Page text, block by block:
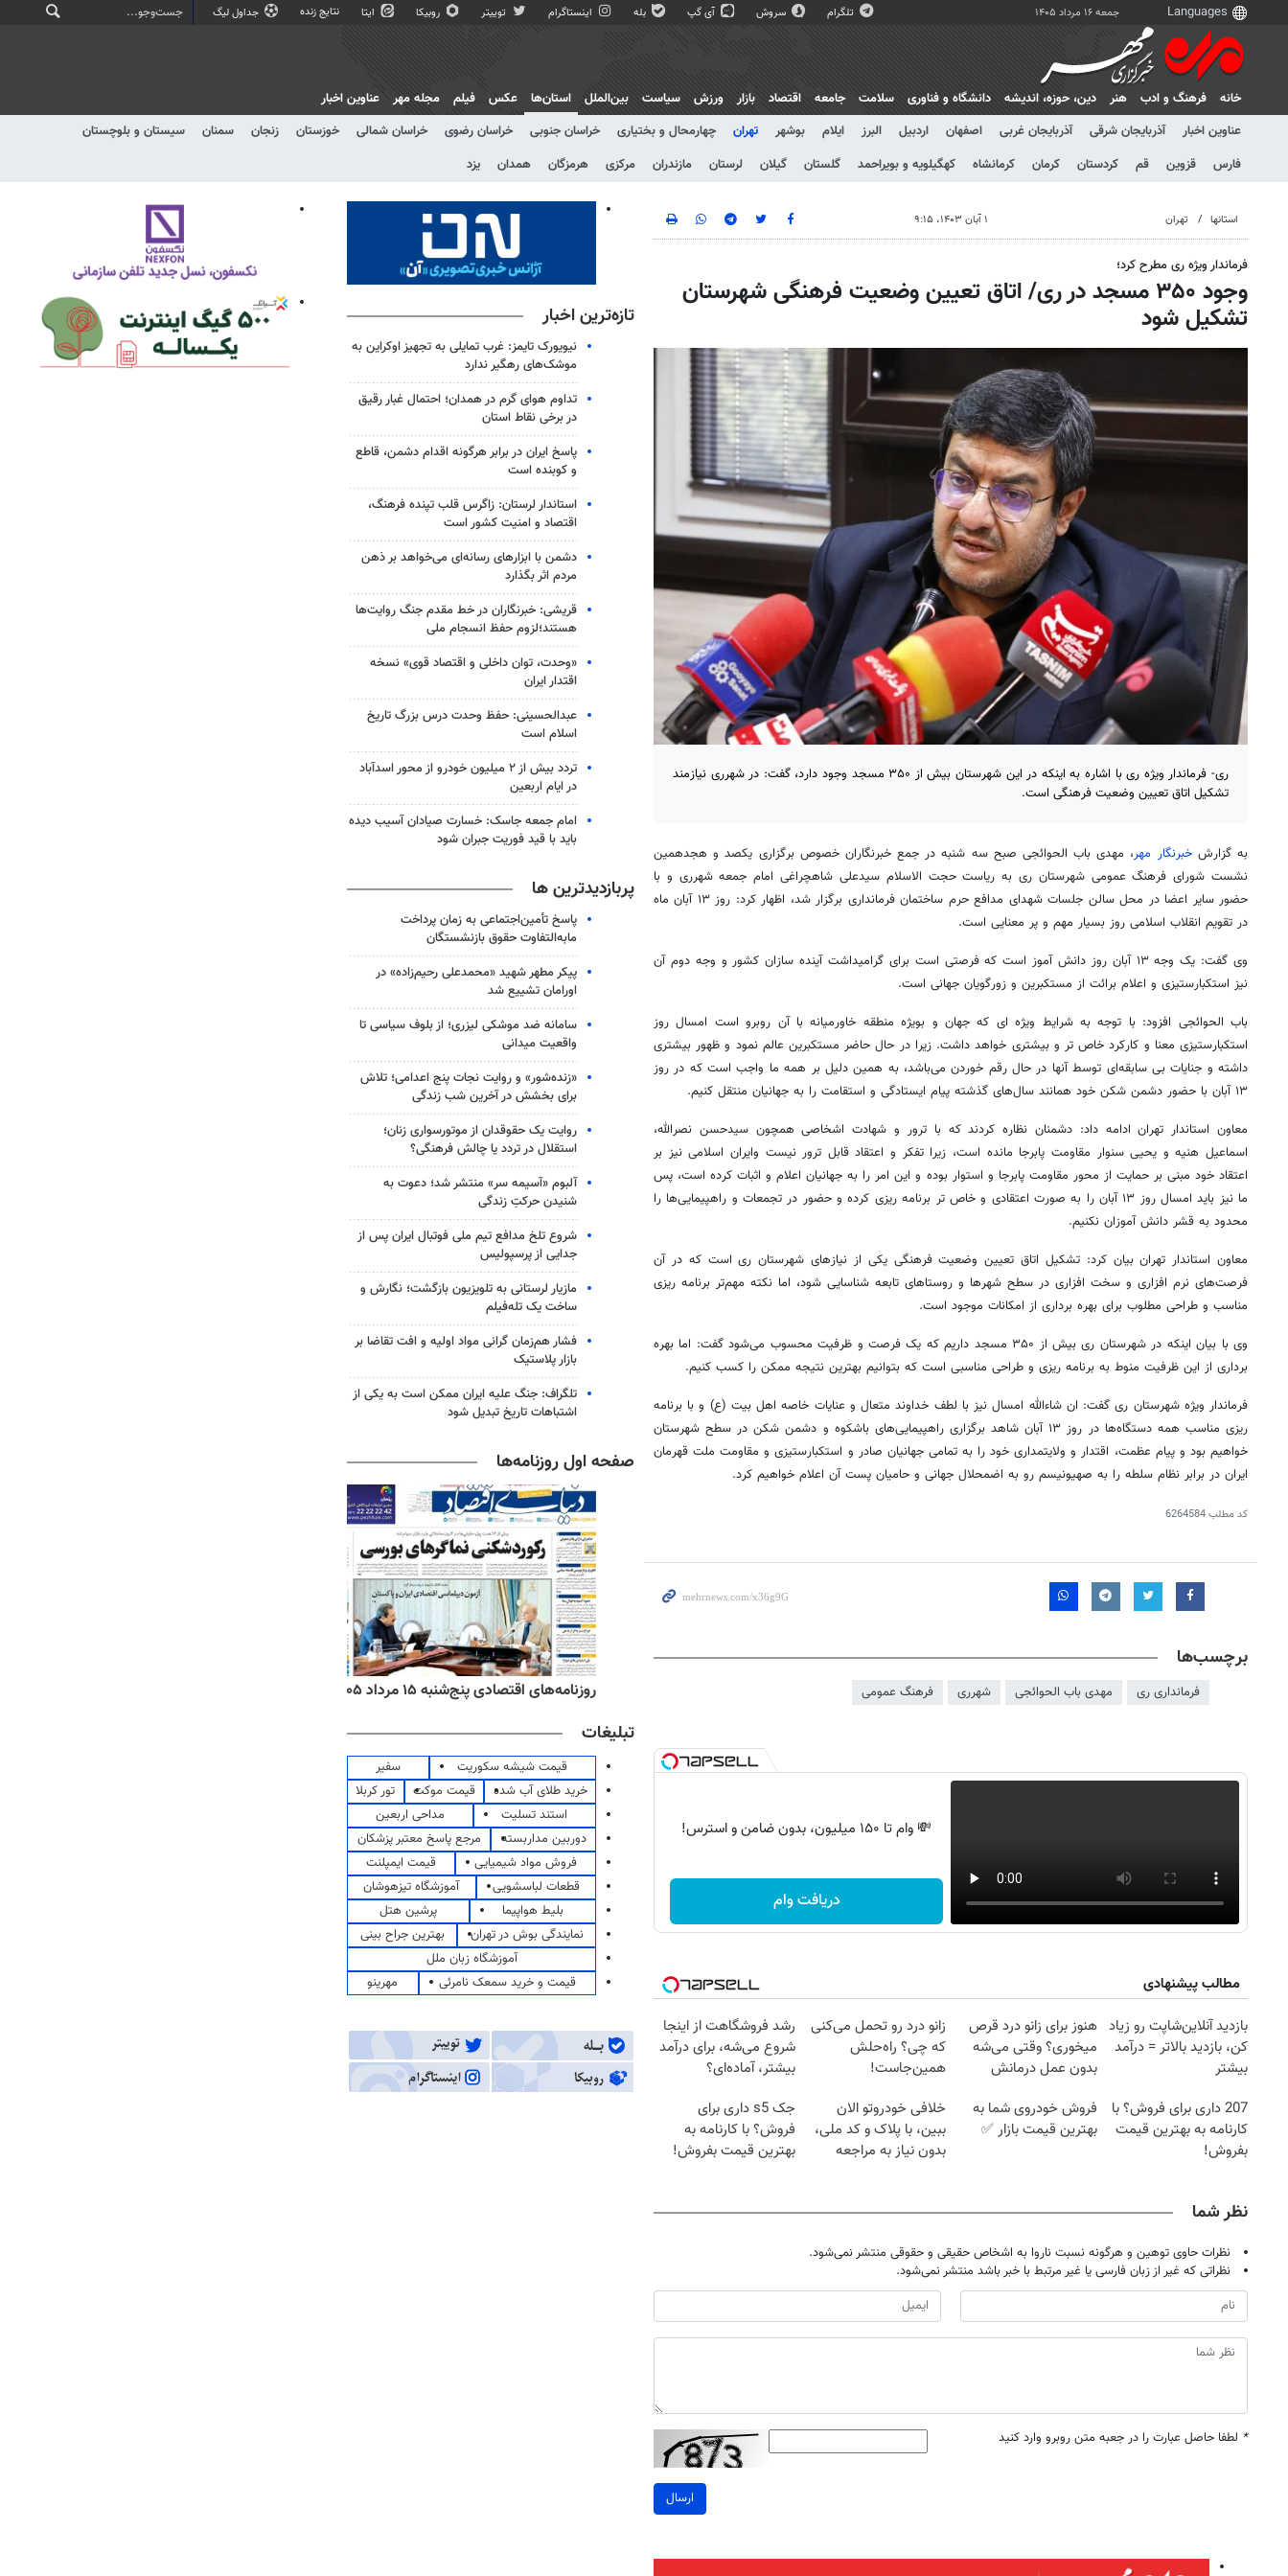
جمعه ۱۶ مرداد ۱۴۰۵ تلگرام سروش آی گپ بله اینستاگرام توییتر روبیکا ایتا نتایج زنده جداول لیگ
خانه فرهنگ و ادب هنر دين، حوزه، انديشه دانشگاه و فناوری سلامت جامعه اقتصاد بازار ورزش سیاست بین‌الملل
استان‌ها
عناوین اخبار
آذربایجان شرقی آذربایجان غربی اصفهان اردبیل البرز ایلام بوشهر تهران چهارمحال و بختیاری خراسان جنوبی خراسان رضوی خراسان شمالی خوزستان زنجان سمنان
سیستان و بلوچستان
فارس
قزوین قم کردستان کرمان کرمانشاه کهگیلویه و بویراحمد گلستان گیلان لرستان مازندران مرکزی هرمزگان همدان یزد
عکس فیلم مجله مهر عناوین اخبار
استانها تهران ۱ آبان ۱۴۰۳، ۹:۱۵
فرماندار ویژه ری مطرح کرد؛
وجود ۳۵۰ مسجد در ری/ اتاق تعیین وضعیت فرهنگی شهرستان
تشکیل شود
ری- فرماندار ویژه ری با اشاره به اینکه در این شهرستان بیش از ۳۵۰ مسجد وجود دارد، گفت: در شهرری نیازمند
تشکیل اتاق تعیین وضعیت فرهنگی است.
به گزارش خبرنگار مهر، مهدی باب الحوائجی صبح سه شنبه در جمع خبرنگاران خصوص برگزاری یکصد و هجدهمین
نشست شورای فرهنگ عمومی شهرستان ری به ریاست حجت الاسلام سیدعلی شاهچراغی امام جمعه شهرری و با
حضور سایر اعضا در محل سالن جلسات شهدای مدافع حرم ساختمان فرمانداری برگزار شد، اظهار کرد: روز ۱۳ آبان ماه
در تقویم انقلاب اسلامی روز بسیار مهم و پر معنایی است.
وی گفت: یک وجه ۱۳ آبان روز دانش
آموز است که فرصتی است برای گرامیداشت آینده سازان کشور و وجه دوم آن
نیز استکبارستیزی و اعلام برائت از مستکبرین و زورگویان جهانی است.
باب الحوائجی افزود: با توجه به شرایط ویژهای که جهان و بویژه منطقه خاورمیانه با آن روبرو است امسال روز
استکبارستیزی معنا و کارکرد خاص تر و بیشتری خواهد داشت. زیرا در حالحاضر مستکبرین عالم نمود و ظهور بیشتری
داشته و جنایات بی سابقه‌ای توسط آنها در حال رقم خوردن می‌باشد، به همین دلیل بر همه ما واجب است که در روز
۱۳ آبان با حضور دشمن شکن خود همانند سال‌های گذشته پیام ایستادگی و استقامت را به جهانیان منتقل کنیم.
معاون استاندار تهران ادامه داد: دشمنان نظاره کردند که با ترور و شهادت اشخاصی همچون سیدحسن نصرالله،
اسماعیلهنیهو یحییسنوار مقاومت پابرجا مانده است، زیرا تفکر و اعتقاد قابل ترور نیست وایران اسلامی نیز بر
اعتقاد خود مبنی بر حمایت از محور مقاومت پابرجا و استوار بوده و این امر را به جهانیان اعلام و اثبات کرده است، پس
ما نیز باید امسال روز ۱۳ آبان را
به صورت اعتقادی و خاص تر برنامهریزی کرده و حضور در تجمعات و راهپیمایی‌ها را
محدود به قشر دانش آموزان نکنیم.
معاون استاندار تهران بیان کرد: تشکیل اتاق تعیین وضعیت فرهنگی یکی از نیازهای شهرستان ری است که در آن
فرصت‌های نرم افزاری و سخت افزاری در سطح شهرها و روستاهای تابعه شناسایی شود، اما نکته مهم‌تر برنامهریزی
مناسب و طراحی مطلوب برای بهره برداری از امکانات موجود است.
وی با بیان اینکه در شهرستان ری بیش از ۳۵۰ مسجد داریم که یک فرصت و ظرفیت محسوب می‌شود گفت: اما بهره
برداری از این ظرفیت منوط به برنامه ریزی و طراحی مناسبی است که بتوانیم بهترین نتیجه ممکن را کسب کنیم.
فرماندار ویژه شهرستان ری گفت: ان شاءالله امسال نیز با لطف خداوند متعال و عنایات خاصه اهل بیت (ع) و با برنامه
ریزی
مناسب همه دستگاه‌ها در روز ۱۳ آبان شاهد برگزاری راهپیمایی‌های باشکوه و دشمن شکن در سطح شهرستان
خواهیم بود و پیام عظمت، اقتدار و ولایتمداری خود را به تمامی جهانیان صادر و استکبارستیزی و مقاومت ملت قهرمان
ایران در برابر نظام سلطه را به صهیونیسم رو به اضمحلال جهانی و حامیان پست آن اعلام خواهیم کرد.
کد مطلب6264584
برچسب‌ها
فرمانداری ری مهدی باب الحوائجی شهرری فرهنگ عمومی
💸 وام تا ۱۵۰ میلیون، بدون ضامن و استرس!
دریافت وام
مطالب پیشنهادی
بازدید آنلاین‌شاپت رو زیاد
کن، بازدید بالاتر = درآمد
بیشتر
هنوز برای زانو درد قرص
میخوری؟ وقتی می‌شه
بدون عمل درمانش
زانو درد رو تحمل می‌کنی
که چی؟ راه‌حلش
همین‌جاست!
رشد فروشگاهت از اینجا
شروع می‌شه، برای درآمد
بیشتر، آماده‌ای؟
207 داری برای فروش؟ با
کارنامه به بهترین قیمت
بفروش!
فروش خودروی شما به
بهترین قیمت بازار ✅
خلافی خودروتو الان
ببین، با پلاک و کد ملی،
بدون نیاز به مراجعه
جک s5 داری برای
فروش؟ با کارنامه به
بهترین قیمت بفروش!
نظر شما
نظرات حاوی توهین و هرگونه نسبت ناروا به اشخاص حقیقی و حقوقی منتشر نمی‌شود.
نظراتی که غیر از زبان فارسی یا غیر مرتبط با خبر باشد منتشر نمی‌شود.
* لطفا حاصل عبارت را در جعبه متن روبرو وارد کنید
ارسال
تازه‌ترین اخبار
نیویورک تایمز: غرب تمایلی به تجهیز اوکراین به
موشک‌های رهگیر ندارد
تداوم هوای گرم در همدان؛ احتمال غبار رقیق
در برخی نقاط استان
پاسخ ایران در برابر هرگونه اقدام دشمن، قاطع
و کوبنده است
استاندار لرستان: زاگرس قلب تپنده فرهنگ،
اقتصاد و امنیت کشور است
دشمن با ابزارهای رسانه‌ای می‌خواهد بر ذهن
مردم اثر بگذارد
قریشی: خبرنگاران در خط مقدم جنگ روایت‌ها
هستند؛لزوم حفظ انسجام ملی
«وحدت، توان داخلی و اقتصاد قوی» نسخه
اقتدار ایران
عبدالحسینی: حفظ وحدت درس بزرگ تاریخ
اسلام است
تردد بیش از ۲ میلیون خودرو از محور اسدآباد
در ایام اربعین
امام جمعه جاسک: خسارت صیادان آسیب دیده
باید با قید فوریت جبران شود
پربازدیدترین ها
پاسخ تأمین‌اجتماعی به زمان پرداخت
مابه‌التفاوت حقوق بازنشستگان
پیکر مطهر شهید «محمدعلی رحیم‌زاده» در
اورامان تشییع شد
سامانه ضد موشکی لیزری؛ از بلوف سیاسی تا
واقعیت میدانی
«زنده‌شور» و روایت نجات پنج اعدامی؛ تلاش
برای بخشش در آخرین شب زندگی
روایت یک حقوقدان از موتورسواری زنان؛
استقلال در تردد یا چالش فرهنگی؟
آلبوم «آسیمه سر» منتشر شد؛ دعوت به
شنیدن حرکتِ زندگی
شروع تلخ مدافع تیم ملی فوتبال ایران پس از
جدایی از پرسپولیس
مازیار لرستانی به تلویزیون بازگشت؛ نگارش و
ساخت یک تله‌فیلم
فشار هم‌زمان گرانی مواد اولیه و افت تقاضا بر
بازار پلاستیک
تلگراف: جنگ علیه ایران ممکن است به یکی از
اشتباهات تاریخ تبدیل شود
صفحه اول روزنامه‌ها
روزنامه‌های صبح پنج‌شنبه ۱۵ مرداد ۱۴۰۵ روزنامه‌های ورزشی پنج‌شنبه ۱۵ مرداد ۱۴۰۵ روزنامه‌های اقتصادی پنج‌شنبه ۱۵ مرداد ۱۴۰۵
تبلیغات
قیمت شیشه سکوریت
سفیر
خرید طلای آب شده
قیمت موکت
تور کربلا
استند تسلیت
مداحی اربعین
دوربین مداربسته
مرجع پاسخ معتبر پزشکان
فروش مواد شیمیایی
قیمت ایمپلنت
قطعات لباسشویی
آموزشگاه تیزهوشان
بلیط هواپیما
پرشین هتل
نمایندگی بوش در تهران
بهترین جراح بینی
آموزشگاه زبان ملل
قیمت و خرید سمعک نامرئی
مهرینو